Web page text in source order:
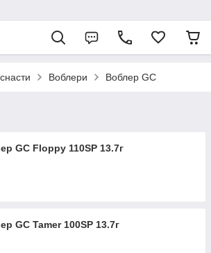
Воблери Воблер GC
GC Floppy 110SP 13.7г
GC Tamer 100SP 13.7г